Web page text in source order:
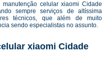
celular xiaomi Cidade
sempre serviços de altíssima
técnicos, que além de muito
sendo especialistas no assunto.
xiaomi Cidade